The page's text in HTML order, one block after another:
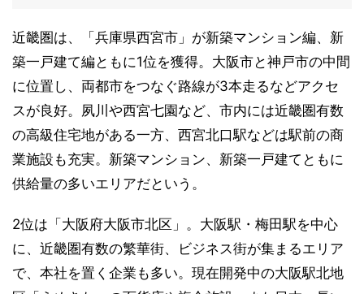
近畿圏は、「兵庫県西宮市」が新築マンション編、新
築一戸建て編ともに1位を獲得。大阪市と神戸市の中間
に位置し、両都市をつなぐ路線が3本走るなどアクセ
スが良好。夙川や西宮七園など、市内には近畿圏有数
の高級住宅地がある一方、西宮北口駅などは駅前の商
業施設も充実。新築マンション、新築一戸建てともに
供給量の多いエリアだという。
2位は「大阪府大阪市北区」。大阪駅・梅田駅を中心
に、近畿圏有数の繁華街、ビジネス街が集まるエリア
で、本社を置く企業も多い。現在開発中の大阪駅北地